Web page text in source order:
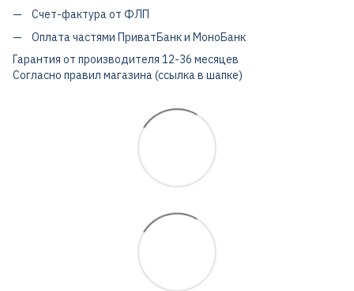
Счет-фактура от ФЛП
Оплата частями ПриватБанк и МоноБанк
Гарантия от производителя 12-36 месяцев
Согласно правил магазина (ссылка в шапке)